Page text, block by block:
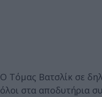
Ο Τόμας Βατσλίκ σε
όλοι στα αποδυτήρια